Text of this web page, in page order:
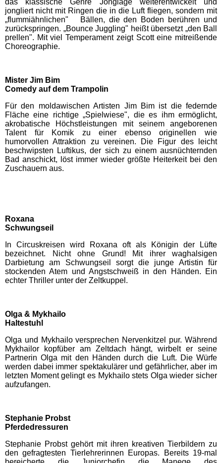
Irrland Kevelaer
Movie Park Germany
potts park
Safariland Stukenbrock
Freizeitparks
Eifelpark
Wild- & Freizeitpark Klotten
Freizeitparks
HANSA-PARK
Tolk-Schau
Schwimmbäder
das klassische Genre Jonglage weiterentwickelt und
jongliert nicht mit Ringen die in die Luft fliegen, sondern mit
„flummiähnlichen" Bällen, die den Boden berühren und
zurückspringen. „Bounce Juggling" heißt übersetzt „den Ball
prellen". Mit viel Temperament zeigt Scott eine mitreißende
Choreographie.
Mister Jim Bim
Comedy auf dem Trampolin
Für den moldawischen Artisten Jim Bim ist die federnde
Fläche eine richtige „Spielwiese", die es ihm ermöglicht,
akrobatische Höchstleistungen mit seinem angeborenen
Talent für Komik zu einer ebenso originellen wie
humorvollen Attraktion zu vereinen. Die Figur des leicht
beschwipsten Luftikus, der sich zu einem ausnüchternden
Bad anschickt, löst immer wieder größte Heiterkeit bei den
Zuschauern aus.
Roxana
Schwungseil
In Circuskreisen wird Roxana oft als Königin der Lüfte
bezeichnet. Nicht ohne Grund! Mit ihrer waghalsigen
Darbietung am Schwungseil sorgt die junge Artistin für
stockenden Atem und Angstschweiß in den Händen. Ein
echter Thriller unter der Zeltkuppel.
Olga & Mykhailo
Haltestuhl
Olga und Mykhailo versprechen Nervenkitzel pur. Während
Mykhailor kopfüber am Zeltdach hängt, wirbelt er seine
Partnerin Olga mit den Händen durch die Luft. Die Würfe
werden dabei immer spektakulärer und gefährlicher, aber im
letzten Moment gelingt es Mykhailo stets Olga wieder sicher
aufzufangen.
Stephanie Probst
Pferdedressuren
Stephanie Probst gehört mit ihren kreativen Tierbildern zu
den gefragtesten Tierlehrerinnen Europas. Bereits 19-mal